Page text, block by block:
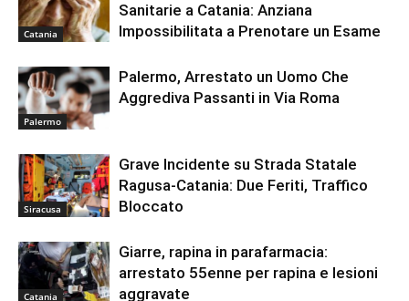
Catania
Sanitarie a Catania: Anziana
Impossibilitata a Prenotare un Esame
Palermo
Palermo, Arrestato un Uomo Che
Aggrediva Passanti in Via Roma
Siracusa
Grave Incidente su Strada Statale
Ragusa-Catania: Due Feriti, Traffico
Bloccato
Catania
Giarre, rapina in parafarmacia:
arrestato 55enne per rapina e lesioni
aggravate